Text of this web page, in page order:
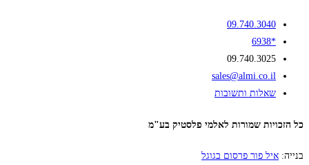
09.740.3040
*6938
09.740.3025
sales@almi.co.il
שאלות ותשובות
כל הזכויות שמורות לאלמי פלסטיק בע"מ
בנייה: איל פור פרסום בגוגל